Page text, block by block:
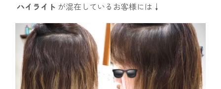
ハイライト が混在しているお客様には↓